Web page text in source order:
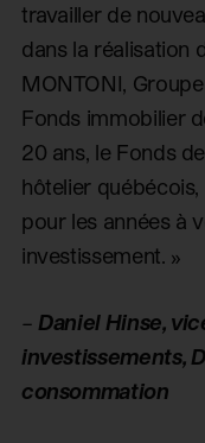
travailler de
dans la réalisation
MONTONI,
Fonds immobilier
20 ans, le Fonds
hôtelier
pour les années à
investissement. »
– Daniel Hinse,
investissements,
consommation